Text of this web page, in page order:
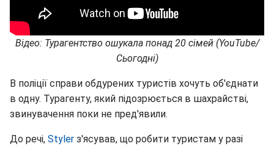
Відео: Турагентство ошукала понад 20 сімей (YouTube/
Сьогодні)
В поліції справи обдурених туристів хочуть об'єднати
в одну. Турагенту, який підозрюється в шахрайстві,
звинувачення поки не пред'явили.
До речі, Styler з'ясував, що робити туристам у разі